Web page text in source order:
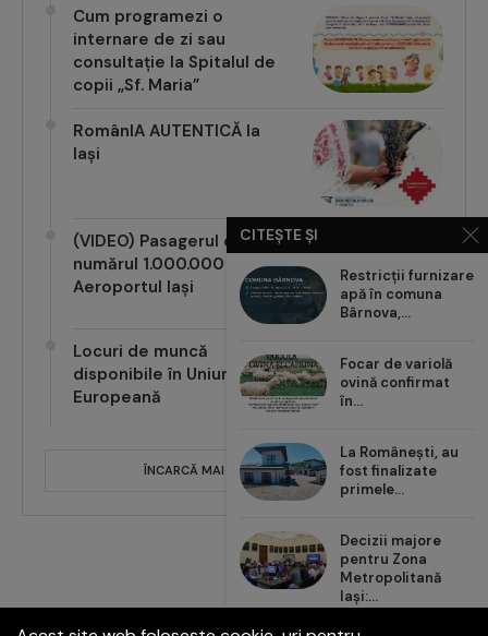
Cum programezi o
internare de zi sau
consultație la Spitalul de
copii „Sf. Maria”
RomânIA AUTENTICĂ la
Iași
(VIDEO) Pasagerul cu
numărul 1.000.000 pe
Aeroportul Iași
Locuri de muncă
disponibile în Uniunea
Europeană
ÎNCARCĂ MAI MULTE POSTĂRI
CITEȘTE ȘI
Restricții furnizare
apă în comuna
Bârnova,...
Focar de variolă
ovină confirmat
în...
La Românești, au
fost finalizate
primele...
Decizii majore
pentru Zona
Metropolitană
Iași:...